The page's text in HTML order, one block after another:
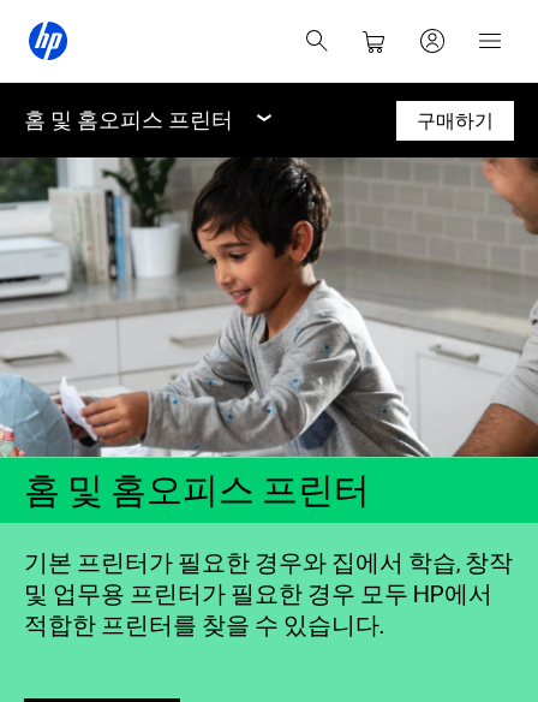
홈 및 홈오피스 프린터 구매하기
홈 및 홈오피스 프린터
기본 프린터가 필요한 경우와 집에서 학습, 창작
및 업무용 프린터가 필요한 경우 모두 HP에서
적합한 프린터를 찾을 수 있습니다.